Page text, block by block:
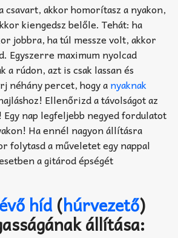
csavart, akkor homorítasz a nyakon,
kiengedsz belőle. Tehát: ha
jobbra, ha túl messze volt, akkor
Egyszerre maximum nyolcad
rúdon, azt is csak lassan és
néhány percet, hogy anyaknak
Ellenőrizd a távolságot az
nap legfeljebb negyed fordulatot
Ha ennél nagyon állításra
folytasd a műveletet egy nappal
a gitárod épségét
híd(húrvezető)
állítása: